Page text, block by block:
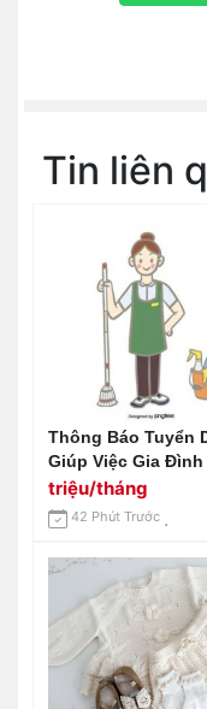
Tin liên
Thông Báo Tuyển
Giúp Việc Gia Đình
triệu/tháng
42 Phút Trước